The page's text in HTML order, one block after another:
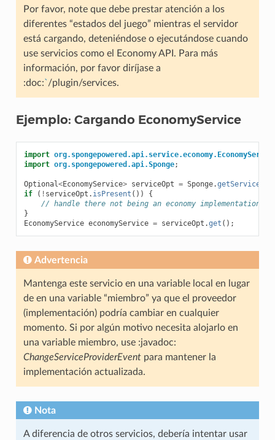
Por favor, note que debe prestar atención a los
diferentes “estados del juego” mientras el servidor
está cargando, deteniéndose o ejecutándose cuando
use servicios como el Economy API. Para más
información, por favor diríjase a
:doc:`/plugin/services.
Ejemplo: Cargando EconomyService
import
import org.spongepowered.api.Sponge;
Optional<EconomyService> serviceOpt = Sponge.
if
( ! serviceOpt . isPresent ())
{
// handle there not being an economy implementation
}
EconomyService economyService = serviceOpt .get ();
Advertencia
Mantenga este servicio en una variable local en lugar
de en una variable “miembro” ya que el proveedor
(implementación) podría cambiar en cualquier
momento. Si por algún motivo necesita alojarlo en
una variable miembro, use :javadoc:
ChangeServiceProviderEventpara mantener la
implementación actualizada.
Nota
A diferencia de otros servicios, debería intentar usar